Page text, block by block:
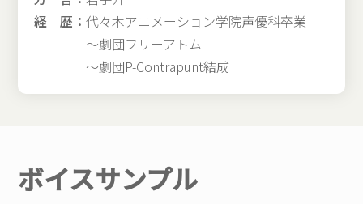
経 歴：代々木アニメーション学院声優科卒業
〜劇団フリーアトム
〜劇団P-Contrapunt結成
ボイスサンプル